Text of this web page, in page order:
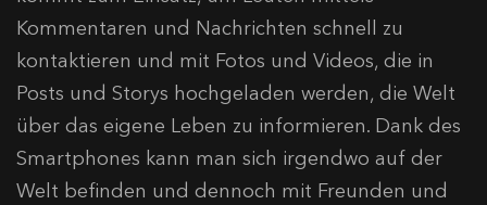
Kommentaren und Nachrichten schnell zu
kontaktieren und mit Fotos und Videos, die in
Posts und Storys hochgeladen werden, die Welt
über das eigene Leben zu informieren. Dank des
Smartphones kann man sich irgendwo auf der
Welt befinden und dennoch mit Freunden und